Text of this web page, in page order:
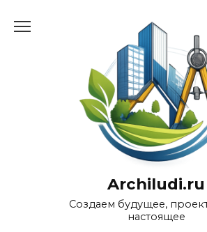
Archiludi.ru
Создаем будущее,
настоящее